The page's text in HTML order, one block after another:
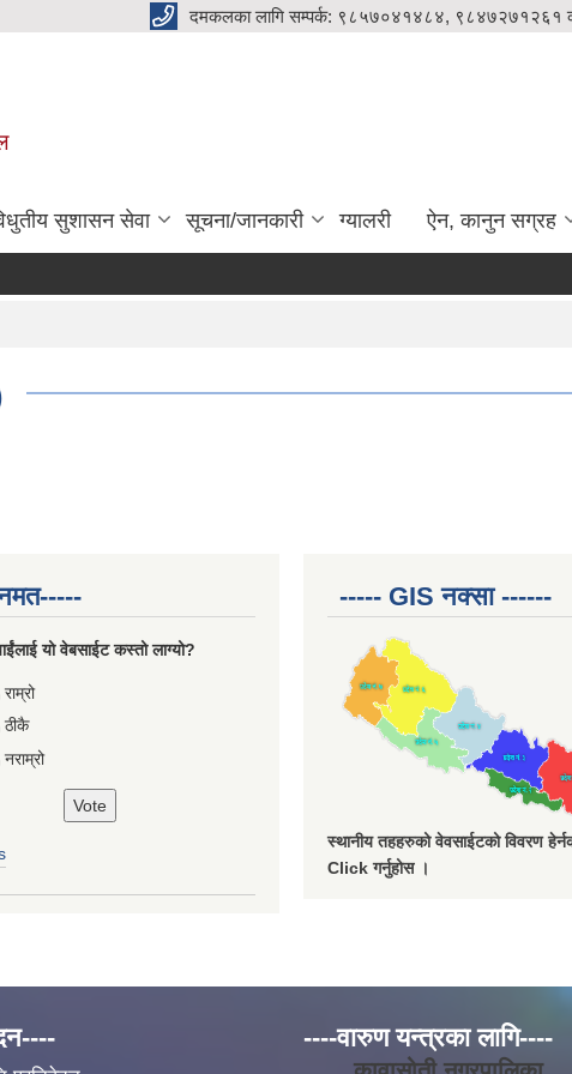
दमकलका लागि सम्पर्क: ९८५७०४१४८४, ९८४७२७१२६१
सुशासन सेवा सूचना/जानकारी ग्यालरी ऐन, कानुन सग्रह
यो वेबसाईट कस्तो लाग्यो?
राम्रो
ठीकै
नराम्रो
----- GIS नक्सा ------
स्थानीय तहहरुको वेवसाईटको विवरण
Click गर्नुहोस ।
----वारुण यन्त्रका लागि----